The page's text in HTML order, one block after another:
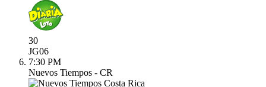
30
JG06
7:30 PM
Nuevos Tiempos - CR